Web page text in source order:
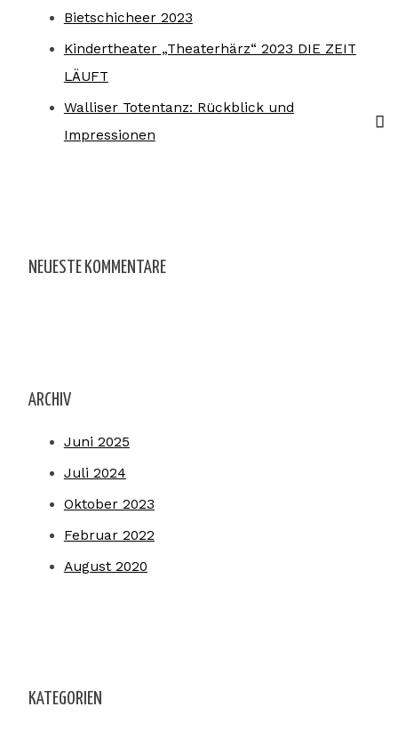
Bietschicheer 2023
Kindertheater „Theaterhärz“ 2023 DIE ZEIT
LÄUFT
Walliser Totentanz: Rückblick und
Impressionen
NEUESTE KOMMENTARE
ARCHIV
Juni 2025
Juli 2024
Oktober 2023
Februar 2022
August 2020
KATEGORIEN